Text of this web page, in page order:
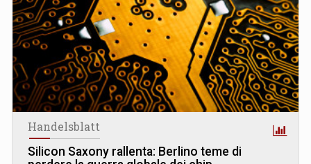
Handelsblatt
Silicon Saxony rallenta: Berlino teme di